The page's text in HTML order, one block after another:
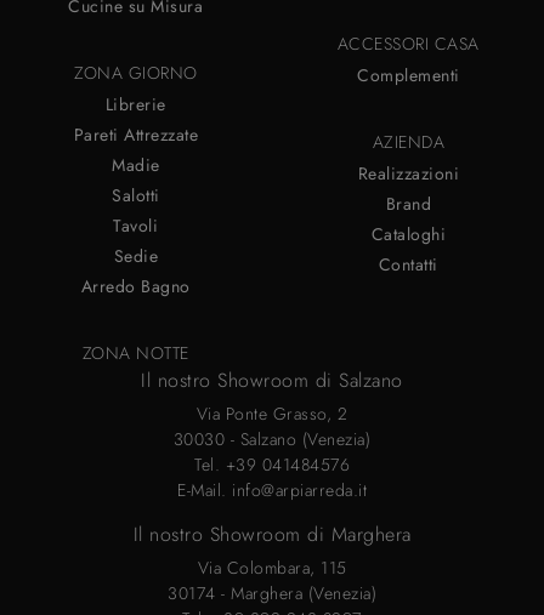
Cucine su Misura
ZONA GIORNO
Librerie
Pareti Attrezzate
Madie
Salotti
Tavoli
Sedie
Arredo Bagno
ZONA NOTTE
ACCESSORI CASA
Complementi
AZIENDA
Realizzazioni
Brand
Cataloghi
Contatti
Il nostro Showroom di Salzano
Via Ponte Grasso, 2
30030 - Salzano (Venezia)
Tel. +39 041484576
E-Mail. info@arpiarreda.it
Il nostro Showroom di Marghera
Via Colombara, 115
30174 - Marghera (Venezia)